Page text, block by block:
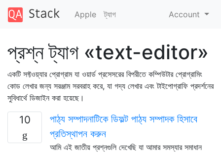
Apple ট্যাগ Account
প্রশ্ন ট্যাগ «text-editor»
একটি সফ্টওয়্যার প্রোগ্রাম যা ওয়ার্ড প্রসেসরের বিপরীতে কম্পিউটার প্রোগ্রামিং
কোড লেখার জন্য সরঞ্জাম সরবরাহ করে, যা গদ্য লেখার এবং টাইপোগ্রাফি প্রদর্শনের
সুবিধার্থে ডিজাইন করা হয়েছে।
10
পাঠ্য সম্পাদনাটিকে ডিফল্ট পাঠ্য সম্পাদক হিসাবে
প্রতিস্থাপন করুন
আমি এই জাতীয় প্রশ্নগুলি দেখেছি যা আমার সমস্যার সমাধান